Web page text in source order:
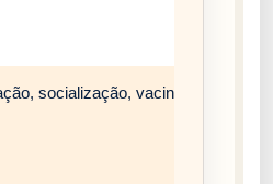
socialização, vacinação e rotina